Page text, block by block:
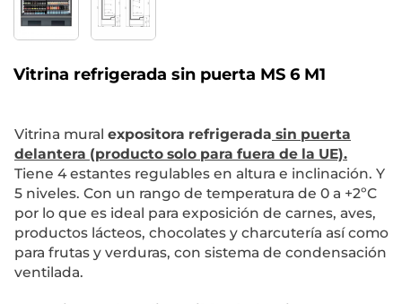
Vitrina refrigerada sin puerta MS 6 M1
Vitrina mural expositora refrigerada sin puerta
delantera (producto solo para fuera de la UE).
Tiene 4 estantes regulables en altura e inclinación. Y
5 niveles. Con un rango de temperatura de 0 a +2ºC
por lo que es ideal para exposición de carnes, aves,
productos lácteos, chocolates y charcutería así como
para frutas y verduras, con sistema de condensación
ventilada.